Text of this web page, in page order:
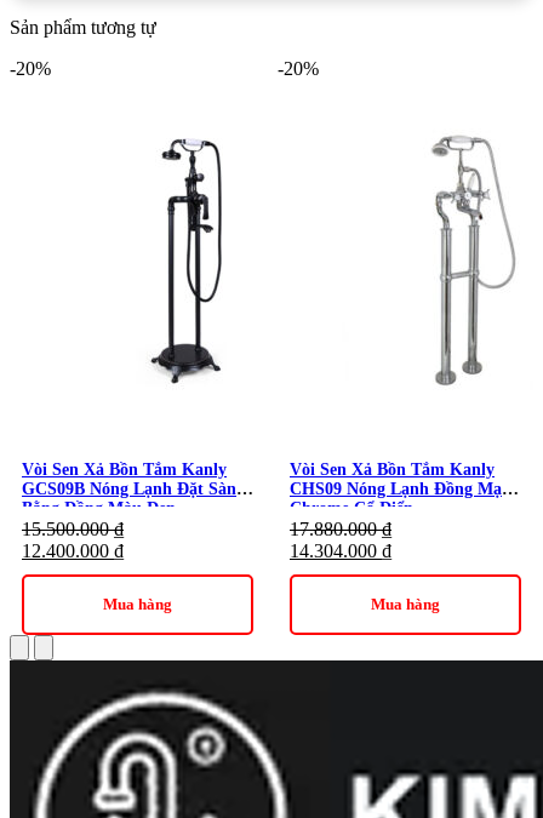
từng mục đích khác nhau.
nước. Sự kết hợp này giúp vòi sen xả bồn tắm Kanly GCS07
vừa giữ được nét mộc mạc, vừa đảm bảo tính đồng bộ với
không gian nội thất phong cách cổ điển.
Thiết Bị Vệ Sinh Kanly
Thiết Bị Vệ Sinh Bộ Vòi Sen Bồn Tắm/Sen
Sản phẩm tương tự
-20%
Vòi Sen Xả Bồn Tắm Kanly
GCS09B Nóng Lạnh Đặt Sàn
Bằng Đồng Màu Đen
15.500.000₫
12.400.000 ₫
Mua hàng
-20%
Vòi Sen Xả Bồn Tắm Kanly
CHS09 Nóng Lạnh Đồng Mạ
Chrome Cổ Điển
17.880.000₫
14.304.000 ₫
Mua hàng